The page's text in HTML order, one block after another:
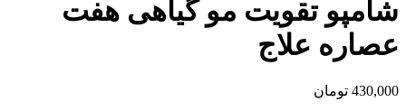
شامپو تقویت مو گیاهی هفت
عصاره علاج
430,000 تومان